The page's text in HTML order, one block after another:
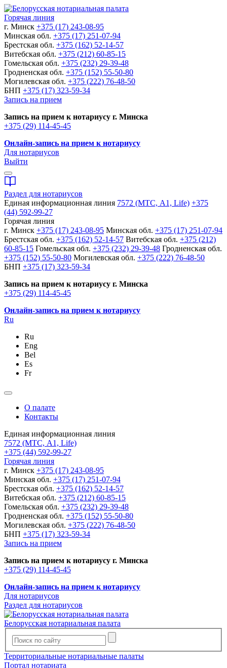
Горячая линия
г. Минск +375 (17) 243-08-95
Минская обл. +375 (17) 251-07-94
Брестская обл. +375 (162) 52-14-57
Витебская обл. +375 (212) 60-85-15
Гомельская обл. +375 (232) 29-39-48
Гродненская обл. +375 (152) 55-50-80
Могилевская обл. +375 (222) 76-48-50
БНП +375 (17) 323-59-34
Запись на прием
Запись на прием к нотариусу г. Минска
+375 (29) 114-45-45
Онлайн-запись на прием к нотариусу
Для нотариусов
Выйти
Раздел для нотариусов
Единая информационная линия 7572 (МТС, A1, Life) +375
(44) 592-99-27
Горячая линия
г. Минск +375 (17) 243-08-95 Минская обл. +375 (17) 251-07-94
Брестская обл. +375 (162) 52-14-57 Витебская обл. +375 (212)
60-85-15 Гомельская обл. +375 (232) 29-39-48 Гродненская обл.
+375 (152) 55-50-80 Могилевская обл. +375 (222) 76-48-50
БНП +375 (17) 323-59-34
Запись на прием к нотариусу г. Минска
+375 (29) 114-45-45
Онлайн-запись на прием к нотариусу
Ru
Ru
Eng
Bel
Es
Fr
О палате
Контакты
Единая информационная линия
7572 (МТС, A1, Life)
+375 (44) 592-99-27
Горячая линия
г. Минск +375 (17) 243-08-95
Минская обл. +375 (17) 251-07-94
Брестская обл. +375 (162) 52-14-57
Витебская обл. +375 (212) 60-85-15
Гомельская обл. +375 (232) 29-39-48
Гродненская обл. +375 (152) 55-50-80
Могилевская обл. +375 (222) 76-48-50
БНП +375 (17) 323-59-34
Запись на прием
Запись на прием к нотариусу г. Минска
+375 (29) 114-45-45
Онлайн-запись на прием к нотариусу
Для нотариусов
Раздел для нотариусов
Белорусская нотариальная палата
Территориальные нотариальные палаты
Портал нотариата